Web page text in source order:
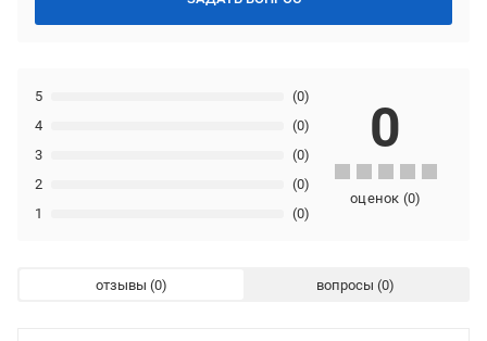
1 (0)
2 (0)
3 (0)
4 (0)
5 (0)
0
оценок (0)
отзывы вопросы